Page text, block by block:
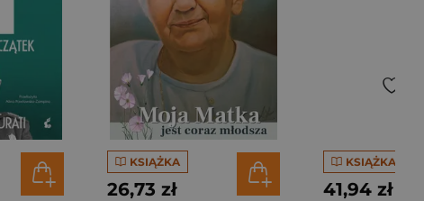
KSIĄŻKA
26,73 zł
KSIĄŻKA
41,94 zł